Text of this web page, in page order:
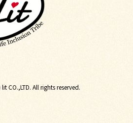
CO.,LTD. All rights reserved.